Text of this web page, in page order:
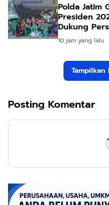
Polda Jatim
Presiden
Dukung
Mapolda
10 jam yang lalu
Posting Komentar